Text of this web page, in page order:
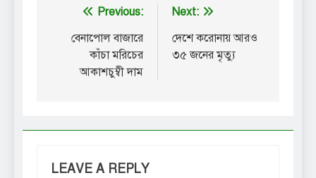
Post
navigation
Previous:
বেনাপোল বাজারে
কাঁচা মরিচের
আকাশচুম্বী দাম
Next:
দেশে করোনায় আরও
৩৫ জনের মৃত্যু
LEAVE A REPLY